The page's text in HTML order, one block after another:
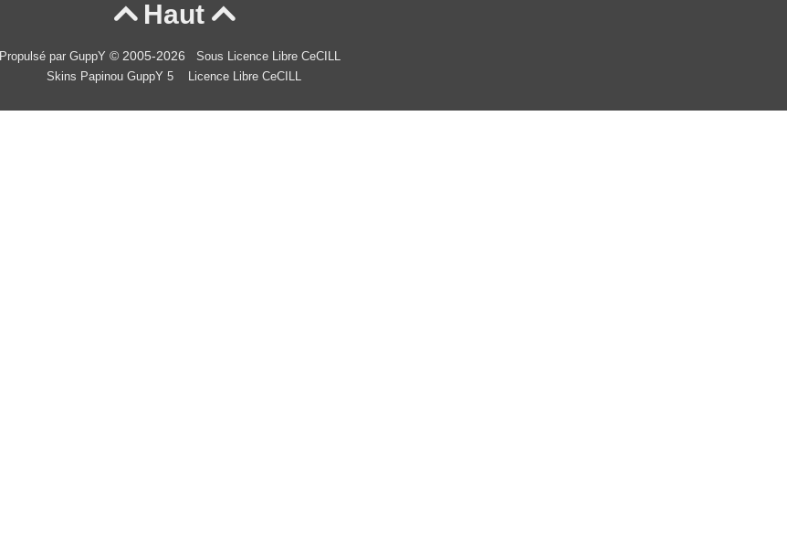
Haut 
Propulsé par GuppY © 2005-2026
Sous Licence Libre CeCILL
Skins Papinou GuppY 5
Licence Libre CeCILL